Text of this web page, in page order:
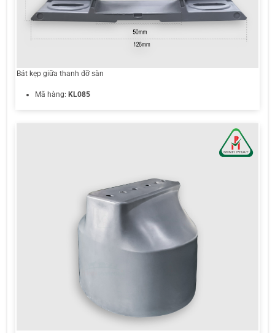
Bát kẹp giữa thanh đỡ sàn
Mã hàng: KL085